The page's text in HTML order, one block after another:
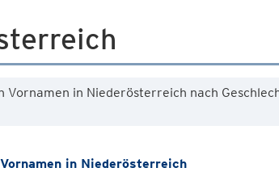
Vornamen in Niederösterreich nach
in Niederösterreich